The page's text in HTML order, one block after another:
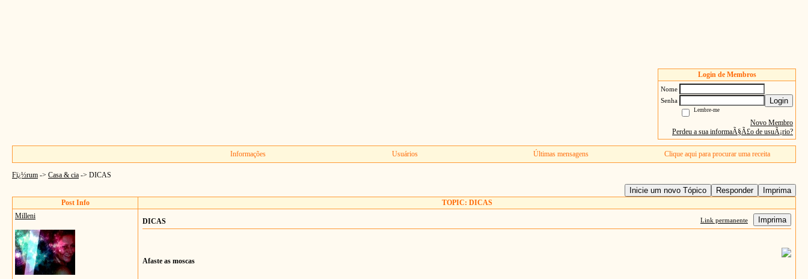
Login de Membros
Nome
Senha
Login
Lembre-me
Novo Membro
Perdeu a sua informaÃ§Ã£o de usuÃ¡rio?
Informações Usuários Últimas mensagens Clique aqui para procurar uma receita
Fï¿½rum -> Casa & cia -> DICAS
Inicie um novo Tópico Responder Imprima
Post Info
TOPIC: DICAS
Milleni
DICAS Link permanente Imprima
Afaste as moscas